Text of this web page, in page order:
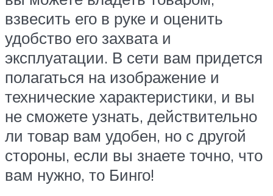
взвесить его в руке и оценить
удобство его захвата и
эксплуатации. В сети вам придется
полагаться на изображение и
технические характеристики, и вы
не сможете узнать, действительно
ли товар вам удобен, но с другой
стороны, если вы знаете точно, что
вам нужно, то Бинго!